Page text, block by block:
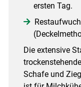
ersten Tag.
Die extensive
Schafe und